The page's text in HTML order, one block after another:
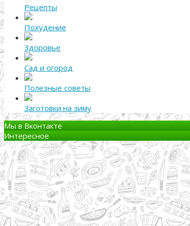
Рецепты
Похудение
Здоровье
Сад и огород
Полезные советы
Заготовки на зиму
Мы в Вконтакте
Интересное